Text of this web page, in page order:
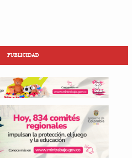
PUBLICIDAD